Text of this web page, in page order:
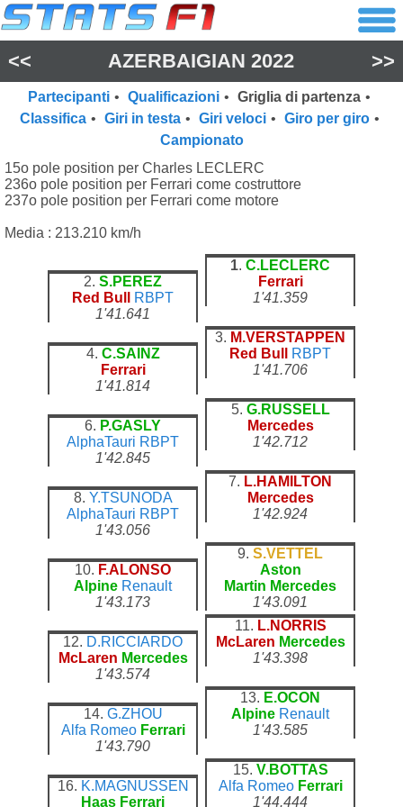
<< AZERBAIGIAN 2022 >>
Partecipanti • Qualificazioni • Griglia di partenza •
Classifica • Giri in testa • Giri veloci • Giro per giro •
Campionato
15o pole position per Charles LECLERC
236o pole position per Ferrari come costruttore
237o pole position per Ferrari come motore
Media : 213.210 km/h
2. S.PEREZ
Red Bull
RBPT
1'41.641
1. C.LECLERC
Ferrari
1'41.359
4. C.SAINZ
Ferrari
1'41.814
3. M.VERSTAPPEN
Red Bull
RBPT
1'41.706
6. P.GASLY
AlphaTauri RBPT
1'42.845
5. G.RUSSELL
Mercedes
1'42.712
8. Y.TSUNODA
AlphaTauri RBPT
1'43.056
7. L.HAMILTON
Mercedes
1'42.924
10. F.ALONSO
Alpine Renault
1'43.173
9. S.VETTEL
Aston
Martin Mercedes
1'43.091
12. D.RICCIARDO
McLaren Mercedes
1'43.574
11. L.NORRIS
McLaren Mercedes
1'43.398
14. G.ZHOU
Alfa Romeo Ferrari
1'43.790
13. E.OCON
Alpine Renault
1'43.585
16. K.MAGNUSSEN
Haas Ferrari
15. V.BOTTAS
Alfa Romeo Ferrari
1'44.444